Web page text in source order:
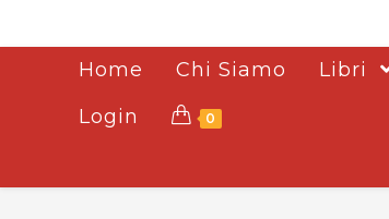
Home Chi Siamo Libri
Login
0